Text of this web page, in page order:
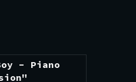
- Piano